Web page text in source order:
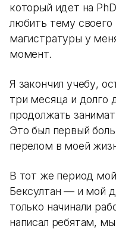
который идет на
любить тему своего
магистратуры у
момент.
Я закончил учебу,
три месяца и долго
продолжать
Это был первый
перелом в моей
В тот же период
Бексултан — и мой
только начинали
написал ребятам,